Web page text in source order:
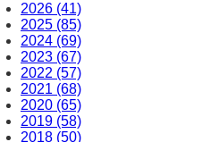
2026 (41)
2025 (85)
2024 (69)
2023 (67)
2022 (57)
2021 (68)
2020 (65)
2019 (58)
2018 (50)